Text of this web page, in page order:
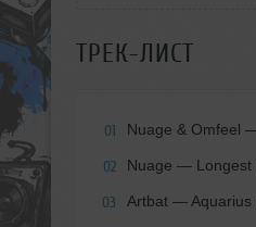
ТРЕК-ЛИСТ
01 Nuage & Omfeel
02 Nuage — Longest
03 Artbat — Aquarius